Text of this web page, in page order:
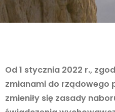
Od 1 stycznia 2022 r.,
zmianami do rządowego
zmieniły się zasady